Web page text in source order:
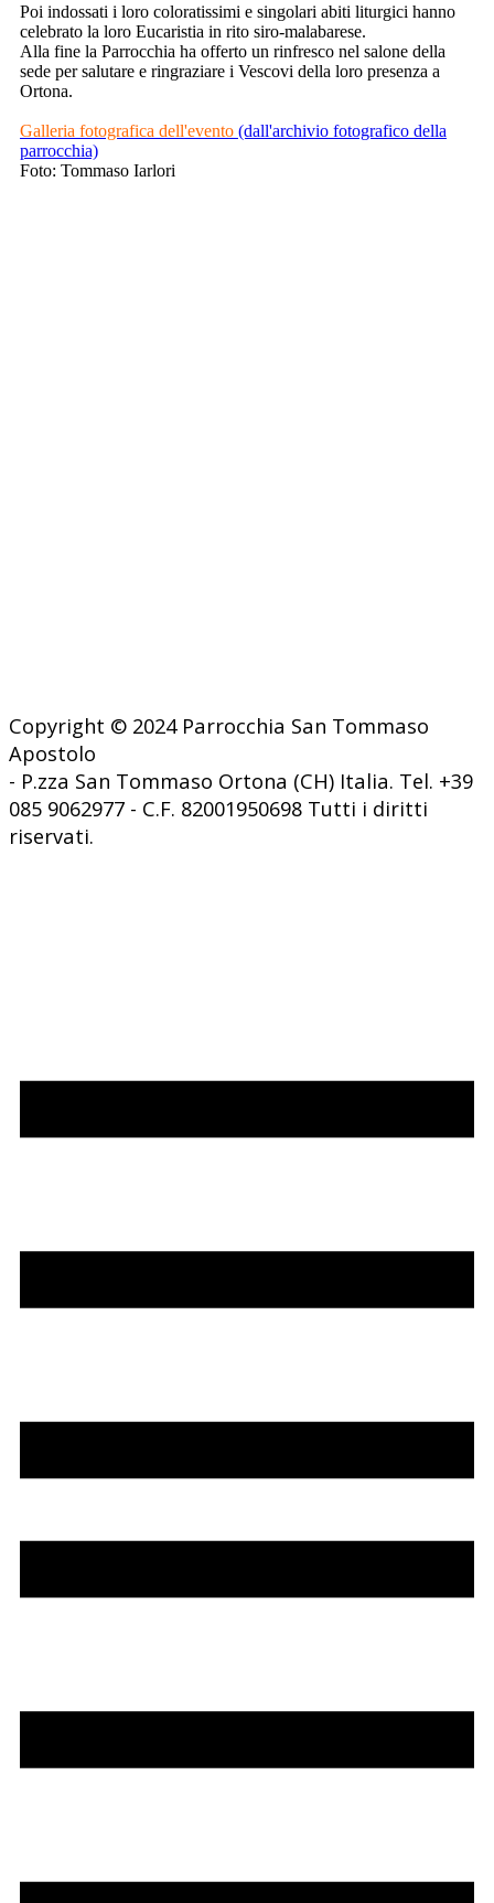
Poi indossati i loro coloratissimi e singolari abiti liturgici hanno
celebrato la loro Eucaristia in rito siro-malabarese.
Alla fine la Parrocchia ha offerto un rinfresco nel salone della
sede per salutare e ringraziare i Vescovi della loro presenza a
Ortona.
Galleria fotografica dell'evento (dall'archivio fotografico della
parrocchia)
Foto: Tommaso Iarlori
Copyright © 2024 Parrocchia San Tommaso
Apostolo
- P.zza San Tommaso Ortona (CH) Italia. Tel. +39
085 9062977 - C.F. 82001950698 Tutti i diritti
riservati.